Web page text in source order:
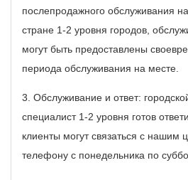
послепродажного обслуживания
стране 1-2 уровня городов,
могут быть предоставлены
периода обслуживания на месте.
3. Обслуживание и ответ:
специалист 1-2 уровня готов
клиенты могут связаться с нашим
телефону с понедельника по